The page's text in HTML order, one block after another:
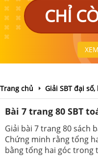
CHỈ
Trang chủ Giải SBT đại
Bài 7 trang 80 SBT
Giải bài 7 trang 80 sách
Chứng minh rằng tổng
bằng tổng hai góc trong